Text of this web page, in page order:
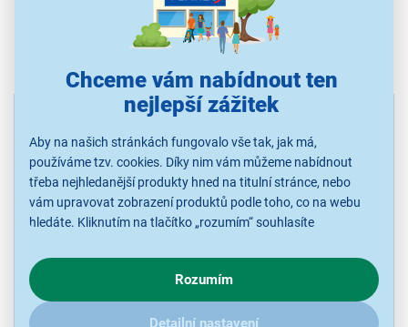
Chceme vám nabídnout ten
nejlepší zážitek
Aby na našich stránkách fungovalo vše tak, jak má,
používáme tzv. cookies. Díky nim vám můžeme nabídnout
třeba nejhledanější produkty hned na titulní stránce, nebo
vám upravovat zobrazení produktů podle toho, co na webu
hledáte. Kliknutím na tlačítko „rozumím“ souhlasíte
chování na webu pro zobrazení cílených reklam. Pokud vás
zajímají detaily, jak u nás s cookies a dalšími údaji pracujeme,
kliknětesem.
Rozumím
Detailní nastavení
Řazení: Dle doporučení
Philips 50PUS8100/12
LED SMART televize, úhlopříčka 50"/126 cm, Google TV, rozlišení 4K